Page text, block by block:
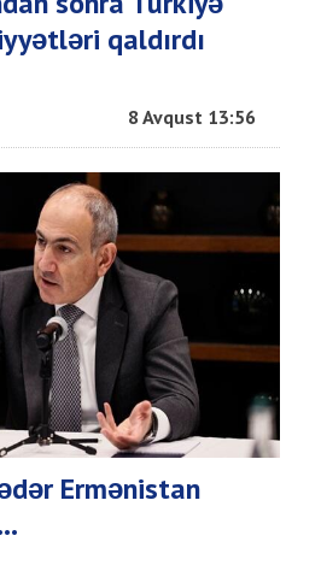
qaldırdı
8 Avqust 13:56
Ermənistan